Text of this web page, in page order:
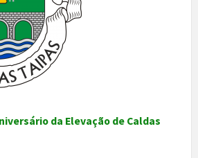
da Elevação de Caldas